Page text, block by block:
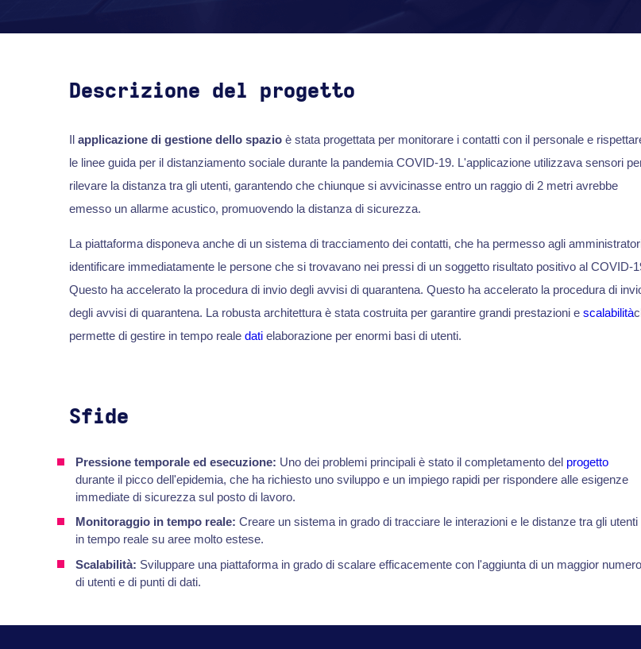
Descrizione del progetto
Ilapplicazione di gestione dello spazioè stata progettata per monitorare i contatti con il personale e
le linee guida per il distanziamento sociale durante la pandemia COVID-19. L'applicazione utilizzava sensori
rilevare la distanza tra gli utenti, garantendo che chiunque si avvicinasse entro un raggio di 2 metri avrebbe
emesso un allarme acustico, promuovendo la distanza di sicurezza.
La piattaforma disponeva anche di un sistema di tracciamento dei contatti, che ha permesso agli
identificare immediatamente le persone che si trovavano nei pressi di un soggetto risultato positivo al COVID-
Questo ha accelerato la procedura di invio degli avvisi di quarantena. Questo ha accelerato la procedura di
degli avvisi di quarantena. La robusta architettura è stata costruita per garantire grandi prestazioni e scalabilità
permette di gestire in tempo reale datielaborazione per enormi basi di utenti.
Sfide
Pressione temporale ed esecuzione: Uno dei problemi principali è stato il completamento del progetto
durante il picco dell'epidemia, che ha richiesto uno sviluppo e un impiego rapidi per rispondere alle esigenze
immediate di sicurezza sul posto di lavoro.
Monitoraggio in tempo reale:Creare un sistema in grado di tracciare le interazioni e le distanze tra gli utenti
in tempo reale su aree molto estese.
Scalabilità: Sviluppare una piattaforma in grado di scalare efficacemente con l'aggiunta di un maggior numero
di utenti e di punti di dati.